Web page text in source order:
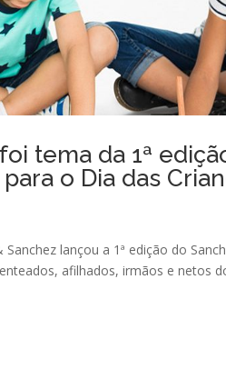
tema da 1ª
o Dia das
lançou a 1ª edição do
afilhados, irmãos e netos